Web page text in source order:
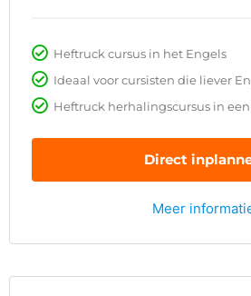
Heftruck cursus in het Engels
Ideaal voor cursisten die liever
Heftruck herhalingscursus in
Direct
Meer